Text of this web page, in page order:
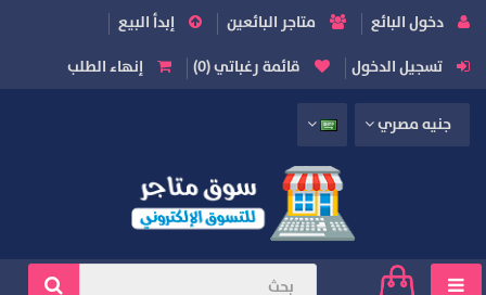
دخول البائع متاجر البائعين
إبدأ البيع
تسجيل الدخول
قائمة رغباتي (0) إنهاء الطلب
جنيه مصري